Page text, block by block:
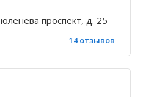
проспект, д. 25
14 отзывов